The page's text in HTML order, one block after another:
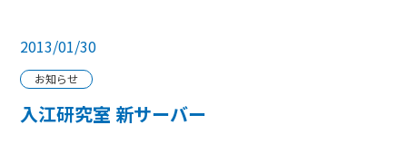
2013/01/30
お知らせ
入江研究室 新サーバー